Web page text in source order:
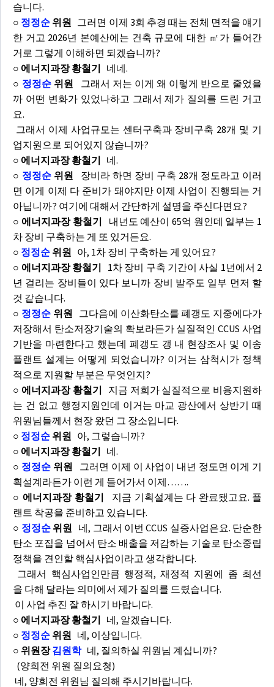
습니다.
○ 정정순 위원 그러면 이제 3회 추경 때는 전체 면적을 얘기
한 거고 2026년 본예산에는 건축 규모에 대한 ㎡가 들어간
거로 그렇게 이해하면 되겠습니까?
○ 에너지과장 황철기 네네.
○ 정정순 위원 그래서 저는 이게 왜 이렇게 반으로 줄었을
까 어떤 변화가 있었나하고 그래서 제가 질의를 드린 거고
요.
그래서 이제 사업규모는 센터구축과 장비구축 28개 및 기
업지원으로 되어있지 않습니까?
○ 에너지과장 황철기 네.
○ 정정순 위원 장비라 하면 장비 구축 28개 정도라고 이러
면 이게 이제 다 준비가 돼야지만 이제 사업이 진행되는 거
아닙니까? 여기에 대해서 간단하게 설명을 주신다면요?
○ 에너지과장 황철기 내년도 예산이 65억 원인데 일부는 1
차 장비 구축하는 게 또 있거든요.
○ 정정순 위원 아, 1차 장비 구축하는 게 있어요?
○ 에너지과장 황철기 1차 장비 구축 기간이 사실 1년에서 2
년 걸리는 장비들이 있다 보니까 장비 발주도 일부 먼저 할
것 같습니다.
○ 정정순 위원 그다음에 이산화탄소를 폐갱도 지중에다가
저장해서 탄소저장기술의 확보라든가 실질적인 CCUS 사업
기반을 마련한다고 했는데 폐갱도 갱 내 현장조사 및 이송
플랜트 설계는 어떻게 되었습니까? 이거는 삼척시가 정책
적으로 지원할 부분은 무엇인지?
○ 에너지과장 황철기 지금 저희가 실질적으로 비용지원하
는 건 없고 행정지원인데 이거는 마교 광산에서 상반기 때
위원님들께서 현장 왔던 그 장소입니다.
○ 정정순 위원 아, 그렇습니까?
○ 에너지과장 황철기 네.
○ 정정순 위원
그러면 이제 이 사업이 내년 정도면 이게 기
획설계라든가 이런 게 들어가서 이제…….
○ 에너지과장 황철기 지금 기획설계는 다 완료됐고요. 플
랜트 착공을 준비하고 있습니다.
○ 정정순위원
네, 그래서 이번 CCUS 실증사업은요. 단순한
탄소 포집을 넘어서 탄소 배출을 저감하는 기술로 탄소중립
정책을 견인할 핵심사업이라고 생각합니다.
그래서 핵심사업인만큼 행정적, 재정적 지원에 좀 최선
을 다해 달라는 의미에서 제가 질의를 드렸습니다.
이 사업 추진 잘 하시기 바랍니다.
○ 에너지과장 황철기 네, 알겠습니다.
○ 정정순 위원 네, 이상입니다.
○ 위원장김원학네, 질의하실 위원님 계십니까?
(양희전 위원 질의요청)
네, 양희전 위원님 질의해 주시기바랍니다.